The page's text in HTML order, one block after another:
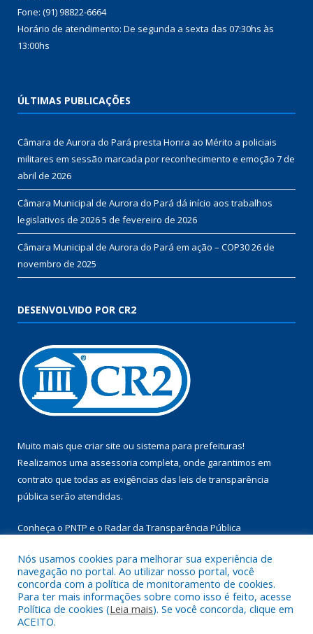
Fone: (91) 98822-6664
Horário de atendimento: De segunda a sexta das 07:30hs às
13:00hs
ÚLTIMAS PUBLICAÇÕES
Câmara de Aurora do Pará presta Honra ao Mérito a policiais
militares em sessão marcada por reconhecimento e emoção 7 de
abril de 2026
Câmara Municipal de Aurora do Pará dá início aos trabalhos
legislativos de 20265 de fevereiro de 2026
Câmara Municipal de Aurora do Pará em ação – COP3026 de
novembro de 2025
DESENVOLVIDO POR CR2
Muito mais que criar site ou sistema para prefeituras!
Realizamos uma assessoria completa, onde garantimos em
contrato que todas as exigências das leis de transparência
pública serão atendidas.
Conheça o PNTP e o Radar da Transparência Pública
Todos os direitos reservados a Câmara Municipal de Aurora do
Pará.
Nós usamos cookies para melhorar sua experiência de
navegação no portal. Ao utilizar nosso portal, você
concorda com a política de monitoramento de cookies.
Para ter mais informações sobre como isso é feito, acesse
Política de cookies (Leia mais). Se você concorda, clique em
ACEITO.